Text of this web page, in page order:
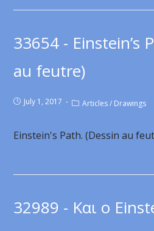
33654 - Einstein’s
au feutre)
July 1, 2017 Articles / Drawings
Einstein's Path. (Dessin au
32989 - Και ο